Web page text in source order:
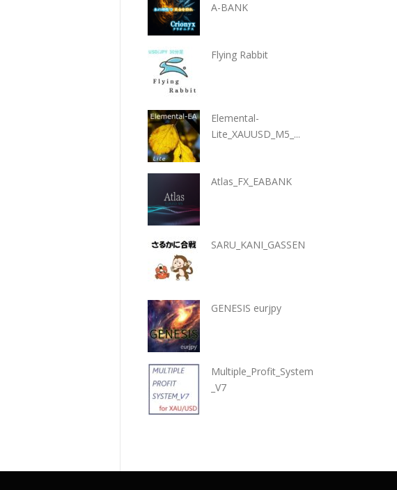
A-BANK
Flying Rabbit
Elemental-
Lite_XAUUSD_M5_...
Atlas_FX_EABANK
SARU_KANI_GASSEN
GENESIS eurjpy
Multiple_Profit_System
_V7